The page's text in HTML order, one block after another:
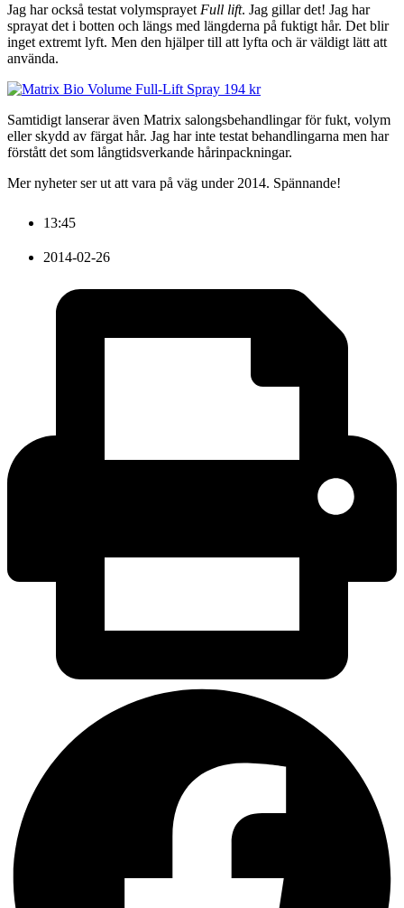
Jag har också testat volymsprayet Full lift. Jag gillar det! Jag har
sprayat det i botten och längs med längderna på fuktigt hår. Det blir
inget extremt lyft. Men den hjälper till att lyfta och är väldigt lätt att
använda.
Samtidigt lanserar även Matrix salongsbehandlingar för fukt, volym
eller skydd av färgat hår. Jag har inte testat behandlingarna men har
förstått det som långtidsverkande hårinpackningar.
Mer nyheter ser ut att vara på väg under 2014. Spännande!
13:45
2014-02-26